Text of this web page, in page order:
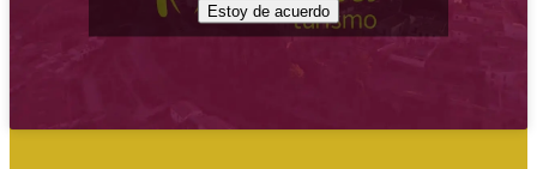
Estoy de acuerdo